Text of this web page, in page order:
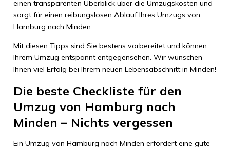
einen transparenten Überblick über die Umzugskosten und
sorgt für einen reibungslosen Ablauf Ihres Umzugs von
Hamburg nach Minden.
Mit diesen Tipps sind Sie bestens vorbereitet und können
Ihrem Umzug entspannt entgegensehen. Wir wünschen
Ihnen viel Erfolg bei Ihrem neuen Lebensabschnitt in Minden!
Die beste Checkliste für den
Umzug von Hamburg nach
Minden – Nichts vergessen
Ein Umzug von Hamburg nach Minden erfordert eine gute